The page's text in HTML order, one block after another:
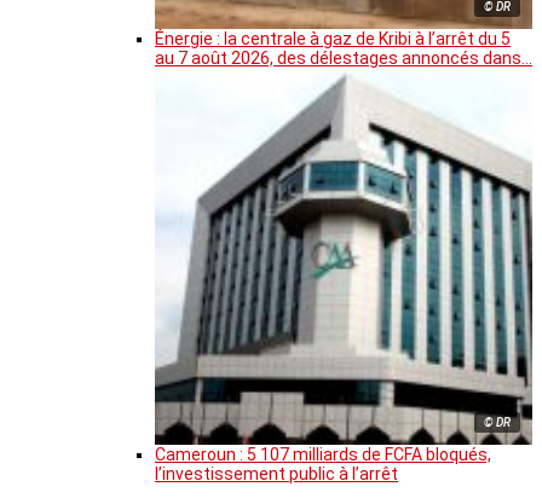
© DR
Énergie : la centrale à gaz de Kribi à l’arrêt du 5
au 7 août 2026, des délestages annoncés dans…
© DR
Cameroun : 5 107 milliards de FCFA bloqués,
l’investissement public à l’arrêt